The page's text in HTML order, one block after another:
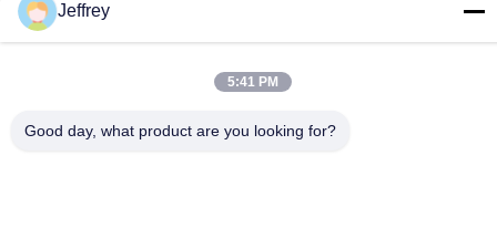
এএসটিএম এএসটিএম এসএ৩৫৫ পি২২ হট রোলড সিউমলেস টিউব সিলিন্ডার ফোরজিং
Jeffrey
5:41 PM
Good day, what product are you looking for?